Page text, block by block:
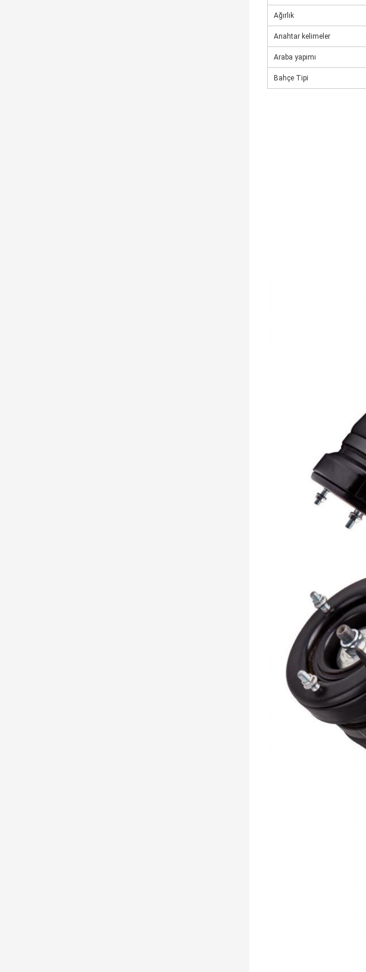
Ağırlık
Anahtar kelimeler
Araba yapımı
Bahçe Tipi